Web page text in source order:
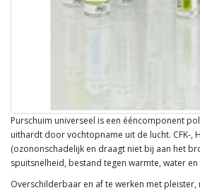
Purschuim universeel is een ééncomponent
uithardt door vochtopname uit de lucht. CFK-,
(ozononschadelijk en draagt niet bij aan het
spuitsnelheid, bestand tegen warmte, water en
Overschilderbaar en af te werken met pleister,